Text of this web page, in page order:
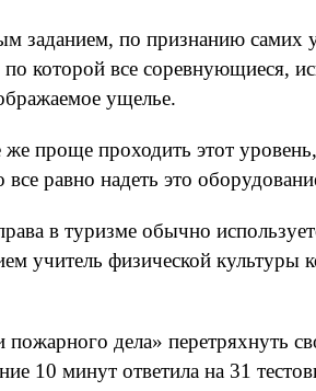
по признанию самих
по которой все соревнующиеся,
ущелье.
проще проходить этот
все равно надеть это
в туризме обычно
учитель физической
пожарного дела» перетряхнуть
10 минут ответила на 31